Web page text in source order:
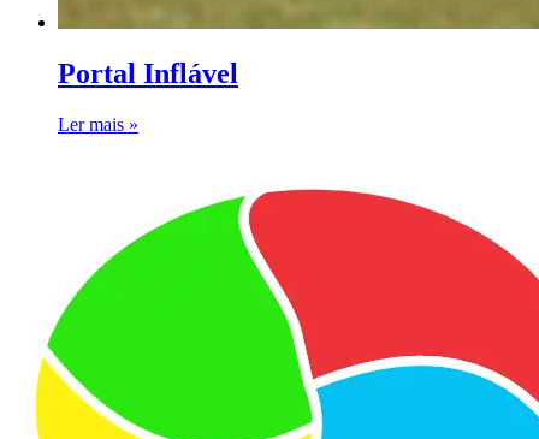
Portal Inflável
Ler mais »